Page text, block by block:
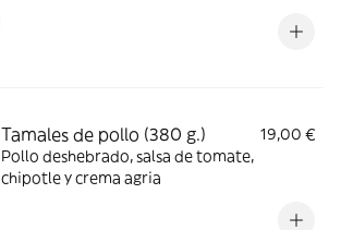
Tamales de pollo (380 g.)
19,00 €
Pollo deshebrado, salsa de tomate,
chipotle y crema agria